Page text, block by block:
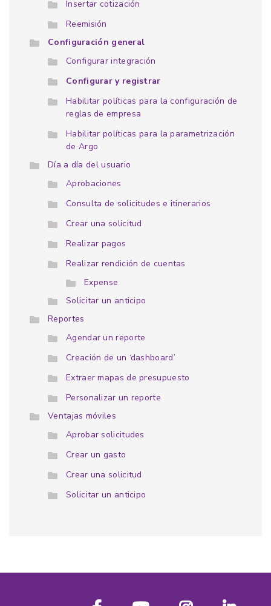
Insertar cotización
Reemisión
Configuración general
Configurar integración
Configurar y registrar
Habilitar políticas para la configuración de
reglas de empresa
Habilitar políticas para la parametrización
de Argo
Día a día del usuario
Aprobaciones
Consulta de solicitudes e itinerarios
Crear una solicitud
Realizar pagos
Realizar rendición de cuentas
Expense
Solicitar un anticipo
Reportes
Agendar un reporte
Creación de un ‘dashboard’
Extraer mapas de presupuesto
Personalizar un reporte
Ventajas móviles
Aprobar solicitudes
Crear un gasto
Crear una solicitud
Solicitar un anticipo